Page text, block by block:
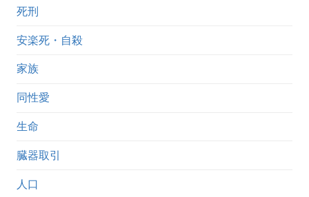
死刑
安楽死・自殺
家族
同性愛
生命
臓器取引
人口